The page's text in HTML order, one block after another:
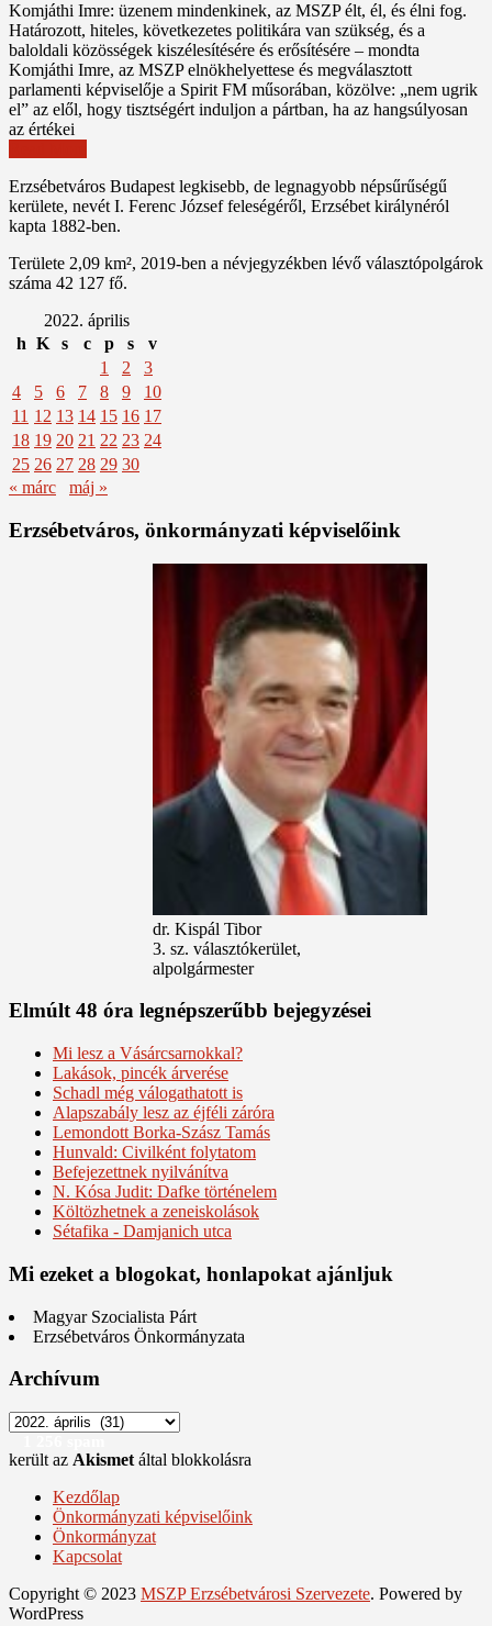
Komjáthi Imre: üzenem mindenkinek, az MSZP élt, él, és élni fog.
Határozott, hiteles, következetes politikára van szükség, és a
baloldali közösségek kiszélesítésére és erősítésére – mondta
Komjáthi Imre, az MSZP elnökhelyettese és megválasztott
parlamenti képviselője a Spirit FM műsorában, közölve: „nem ugrik
el” az elől, hogy tisztségért induljon a pártban, ha az hangsúlyosan
az értékei
Erzsébetváros Budapest legkisebb, de legnagyobb népsűrűségű
kerülete, nevét I. Ferenc József feleségéről, Erzsébet királynéról
kapta 1882-ben.
Területe 2,09 km², 2019-ben a névjegyzékben lévő választópolgárok
száma 42 127 fő.
2022. április
h K s c p s
v
1
2
3
4
5 6 7 8 9
10
11 12 13 14 15 16 17
18 19 20 21 22 23 24
25 26 27 28 29 30
« márc
máj »
Erzsébetváros, önkormányzati képviselőink
dr. Kispál Tibor
3. sz. választókerület,
alpolgármester
Elmúlt 48 óra legnépszerűbb bejegyzései
Mi lesz a Vásárcsarnokkal?
Lakások, pincék árverése
Schadl még válogathatott is
Alapszabály lesz az éjféli záróra
Lemondott Borka-Szász Tamás
Hunvald: Civilként folytatom
Befejezettnek nyilvánítva
N. Kósa Judit: Dafke történelem
Költözhetnek a zeneiskolások
Sétafika - Damjanich utca
Mi ezeket a blogokat, honlapokat ajánljuk
Magyar Szocialista Párt
Erzsébetváros Önkormányzata
Archívum
Archívum
került az Akismet által blokkolásra
Kezdőlap
Önkormányzati képviselőink
Önkormányzat
Kapcsolat
Copyright © 2023 MSZP Erzsébetvárosi Szervezete. Powered by
WordPress